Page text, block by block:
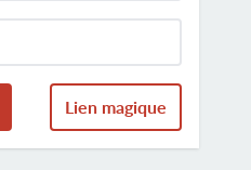
Lien magique